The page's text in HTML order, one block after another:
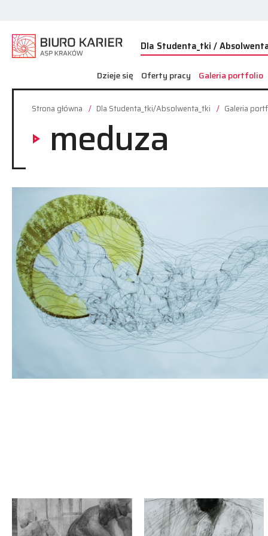
Dla Studenta_tki /
Dzieje się Oferty pracy Galeria portfolio
Strona główna Dla Studenta_tki/Absolwenta_tki Galeria
meduza